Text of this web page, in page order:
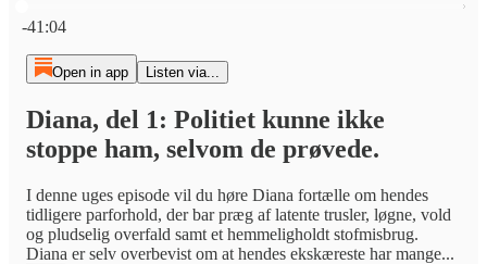
-41:04
Open in app Listen via...
Diana, del 1: Politiet kunne ikke
stoppe ham, selvom de prøvede.
I denne uges episode vil du høre Diana fortælle om hendes
tidligere parforhold, der bar præg af latente trusler, løgne, vold
og pludselig overfald samt et hemmeligholdt stofmisbrug.
Diana er selv overbevist om at hendes ekskæreste har mange...